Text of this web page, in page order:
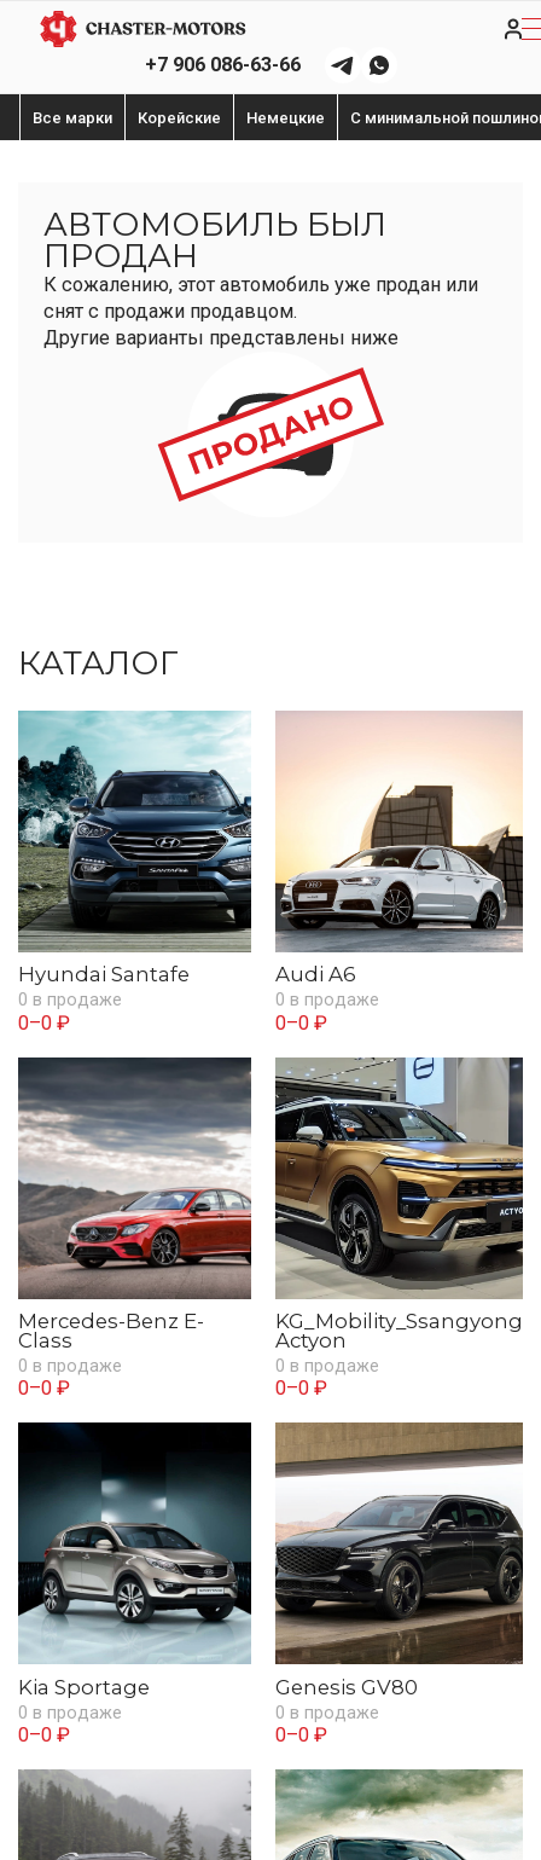
+7 906 086-63-66
Все марки Корейские Немецкие С минимальной
АВТОМОБИЛЬ БЫЛ
ПРОДАН
К сожалению, этот автомобиль уже продан или
снят с продажи продавцом.
Другие варианты представлены ниже
КАТАЛОГ
Hyundai Santafe
0 в продаже
0–0 ₽
Audi A6
0 в продаже
0–0 ₽
Mercedes-Benz E-
Class
0 в продаже
0–0 ₽
KG_Mobility_Ssangyong
Actyon
0 в продаже
0–0 ₽
Kia Sportage
0 в продаже
0–0 ₽
Genesis GV80
0 в продаже
0–0 ₽